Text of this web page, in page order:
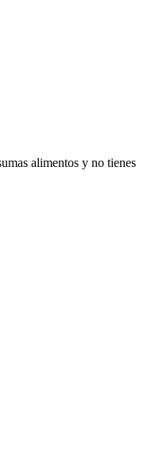
alimentos y no tienes